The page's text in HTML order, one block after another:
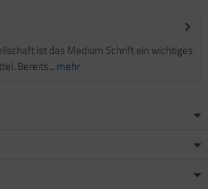
ist das Medium Schrift ein wichtiges
Bereits... mehr